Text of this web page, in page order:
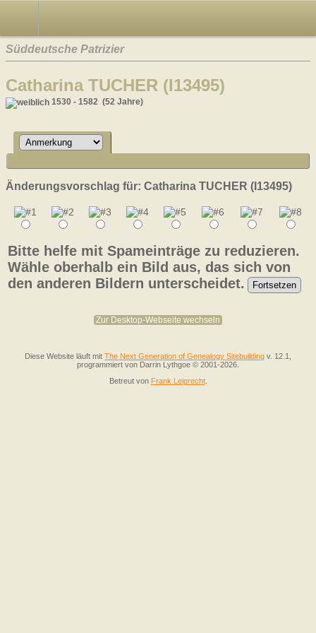
Süddeutsche Patrizier
Catharina TUCHER (I13495)
1530 - 1582 (52 Jahre)
Änderungsvorschlag für: Catharina TUCHER (I13495)
Bitte helfe mit Spameinträge zu reduzieren.
Wähle oberhalb ein Bild aus, das sich von
den anderen Bildern unterscheidet.
Zur Desktop-Webseite wechseln
Diese Website läuft mit The Next Generation of Genealogy Sitebuilding v. 12.1,
programmiert von Darrin Lythgoe © 2001-2026.
Betreut von Frank Leiprecht.